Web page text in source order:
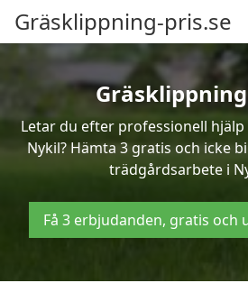
Gräsklippning-pris.se
Letar du efter professionell
Nykil? Hämta 3 gratis och icke
trädgårdsarbete i
Få 3 erbjudanden, gratis